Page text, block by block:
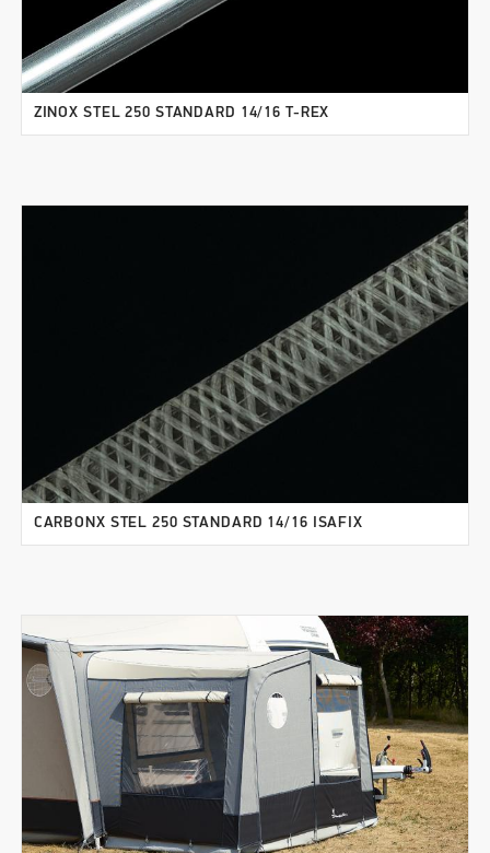
ZINOX STEL 250 STANDARD 14/16 T-REX
CARBONX STEL 250 STANDARD 14/16 ISAFIX